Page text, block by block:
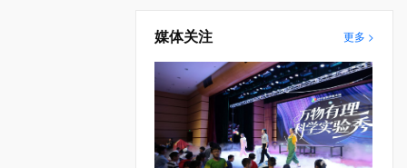
媒体关注 更多 >